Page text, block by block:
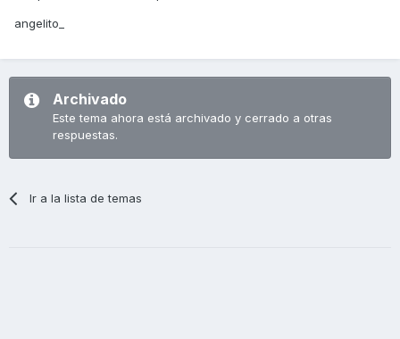
angelito_
Archivado
Este tema ahora está archivado y cerrado a otras
respuestas.
Ir a la lista de temas